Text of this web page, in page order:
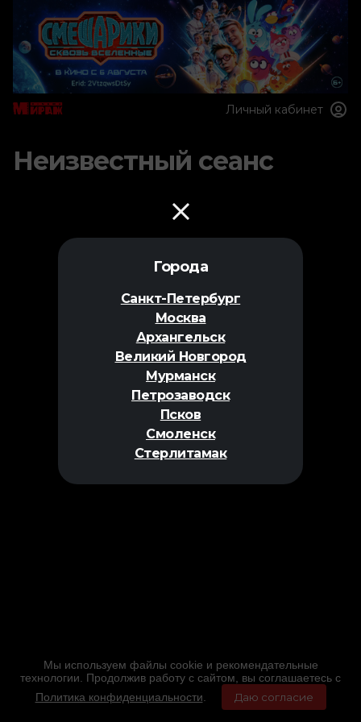
Города
Санкт-Петербург
Москва
Архангельск
Великий Новгород
Мурманск
Петрозаводск
Псков
Смоленск
Стерлитамак
Личный кабинет
Неизвестный сеанс
Мы используем файлы cookie и рекомендательные
технологии. Продолжив работу с сайтом, вы соглашаетесь с
Политика конфиденциальности
Даю согласие